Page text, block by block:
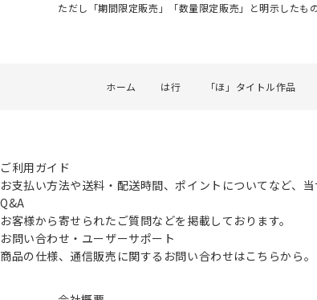
ただし「期間限定販売」「数量限定販売」と明示したも
ホーム は行 「ほ」タイトル作品
ご利用ガイド
お支払い方法や送料・配送時間、ポイントについてなど、
Q&A
お客様から寄せられたご質問などを掲載しております。
お問い合わせ・ユーザーサポート
商品の仕様、通信販売に関するお問い合わせはこちらから。